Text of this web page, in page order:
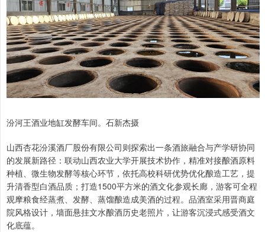
汾河王酒业地缸发酵车间。石新杰摄
山西杏花汾溪酒厂股份有限公司则探索出一条酒旅融合与产学研协同
的发展新路径：联动山西农业大学开展技术协作，精准对接酿酒原料
种植、微生物发酵等核心环节，依托高校科研优势优化酿造工艺，提
升清香型白酒品质；打造1500平方米的酒文化参观长廊，游客可全程
观摩粮食经蒸煮、发酵、蒸馏酿造成美酒的过程。品酒室采用晋商庭
院风格设计，墙面悬挂文水酿酒历史老照片，让游客沉浸式感受酒文
化底蕴。